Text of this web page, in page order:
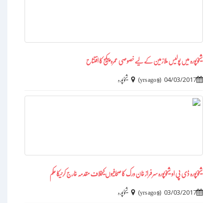
شیخوپورہ میں پولیس ملازمین کے لیے خصوصی عمرہ پیکج کا افتتاح
04/03/2017
(
9 yrs ago
) شیخوپورہ
شیخوپورہ ڈی پی او شیخوپورہ سرفراز خان ورک کا صحافیوں کیخلاف مقدمہ خارج کرنیکا حکم
03/03/2017
(
9 yrs ago
) شیخوپورہ